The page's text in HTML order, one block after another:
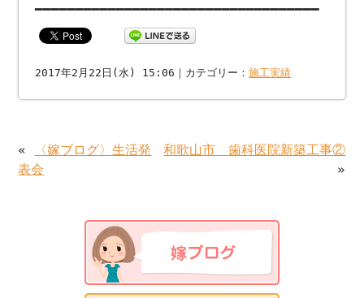
━━━━━━━━━━━━━━━━━━━━━━━━━━━━━━━━━━━
2017年2月22日(水) 15:06｜カテゴリー：施工実績
«
〈嫁ブログ〉生活発
表会
和歌山市 歯科医院新築工事②
»